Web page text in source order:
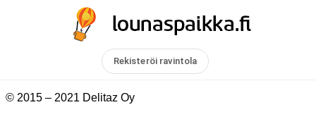
Rekisteröi ravintola
© 2015 – 2021 Delitaz Oy